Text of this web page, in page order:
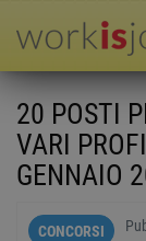
20 POSTI
VARI
GENNAIO
CONCORSI